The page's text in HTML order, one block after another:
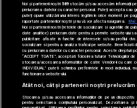
Noi și partenerii noștri589stocăm și/sau accesăm informații pe
prelucrarea datelor cu caracter personal. Puteți accepta sau
puteți opune utilizării unui interes legitim în orice moment pe
raportate partenerilor noștri și nu vă vor afecta navigarea.
Mai
Noi si partenerii nostri (retelele de socializare si agentiile de
date analitice) prelucram date pentru a permite website-ului
publicitare afisate in functie de interesele si/sau profilul
socializare si pentru a analiza traficul pe website. Beneficiati
cu prelucrarea datelor cu caracter personal. Aceste drepturi
“ACCEPT TOATE”, acceptati folosirea tuturor Tehnologiilor
stocarea/accesarea informatiilor de catre Vendor-ii cu care
INDIVIDUAL” puteti schimba preferintele in mod
functionarea website-ului.
Atât noi, cât și partenerii noștri
Stocarea și/sau accesarea informațiilor de pe un dispozitiv.
pentru selectarea conținutului personalizat. Dezvoltarea și